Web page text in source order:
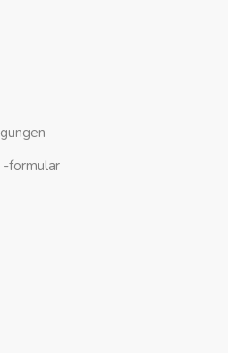
formular